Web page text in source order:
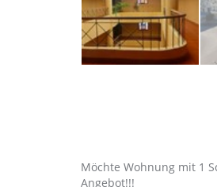
Möchte Wohnung mit 1
Angebot!!!